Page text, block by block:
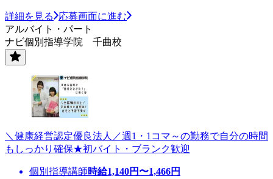
詳細を見る
応募画面に進む
アルバイト・パート
ナビ個別指導学院 千曲校
＼健康経営認定優良法人／週1・1コマ～の勤務で自分の時間
もしっかり確保★初バイト・ブランク歓迎
個別指導講師時給1,140円〜1,466円